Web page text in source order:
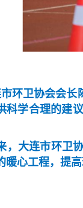
环卫协会会长
科学合理的建
，大连市环卫
暖心工程，提